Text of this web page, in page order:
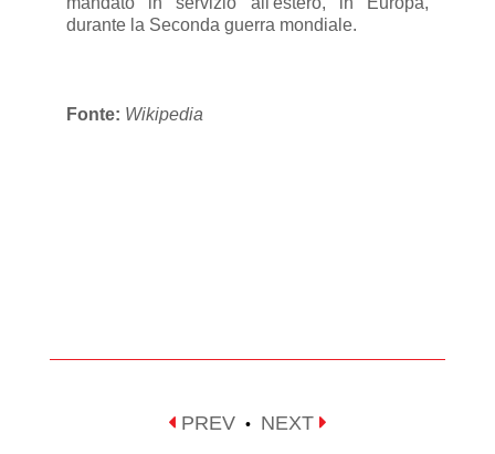
durante la Seconda guerra mondiale.
Fonte: Wikipedia
PREV • NEXT